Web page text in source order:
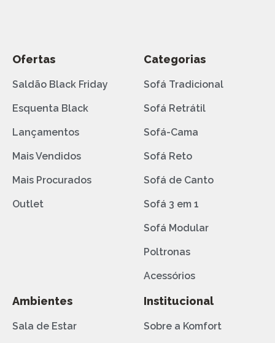
Ofertas
Saldão Black Friday
Esquenta Black
Lançamentos
Mais Vendidos
Mais Procurados
Outlet
Categorias
Sofá Tradicional
Sofá Retrátil
Sofá-Cama
Sofá Reto
Sofá de Canto
Sofá 3 em 1
Sofá Modular
Poltronas
Acessórios
Ambientes
Sala de Estar
Institucional
Sobre a Komfort